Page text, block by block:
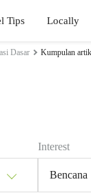
Tips Locally
Dasar Kumpulan
Interest
Bencana